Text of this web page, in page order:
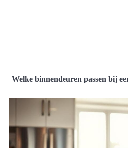
Welke binnendeuren passen bij